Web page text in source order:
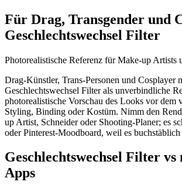
Für Drag, Transgender und
Geschlechtswechsel Filter
Photorealistische Referenz für Make-up Artists
Drag-Künstler, Trans-Personen und Cosplayer
Geschlechtswechsel Filter als unverbindliche
photorealistische Vorschau des Looks vor dem
Styling, Binding oder Kostüm. Nimm den
up Artist, Schneider oder Shooting-Planer; es
oder Pinterest-Moodboard, weil es buchstäblich
Geschlechtswechsel Filter vs
Apps